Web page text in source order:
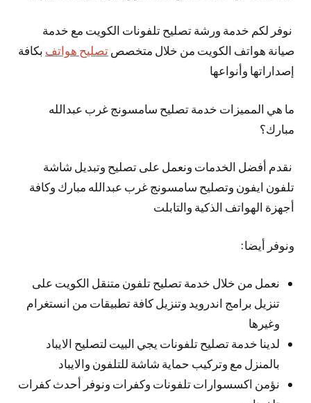
نوفر لكم خدمة ورشة تصليح تلفونات الكويت مع خدمة
صيانة هواتف الكويت من خلال متخصص تصليح هواتف بكافة
إصداراتها وأنواعها
ما هي المميزات خدمة تصليح سامسونج غرب عبدالله
مبارك؟
نقدم أفضل الخدمات ونعمل على تصليح وتبديل شاشة
تلفون ايفون وتصليح سامسونج غرب عبدالله مبارك وكافة
أجهزة الهواتف الذكية والتابلت
ونوفر أيضا:
نعمل من خلال خدمة تصليح تلفون متنقل الكويت على
تنزيل برامج اندرويد وتنزيل كافة تطبيقات من انستغرام
وغيرها
لدينا خدمة تصليح تلفونات يجي البيت لتصليح الايباد
بالمنزل مع وتركيب حماية شاشة للتلفون والايباد
نؤمن اكسسوارات تلفونات وكفرات ونوفر أحدث كفرات